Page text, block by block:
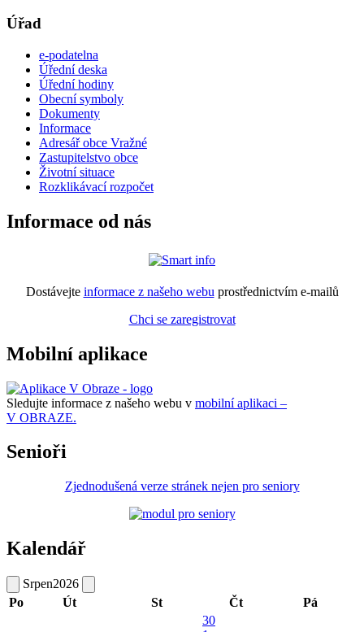
Úřad
e-podatelna
Úřední deska
Úřední hodiny
Obecní symboly
Dokumenty
Informace
Adresář obce Vražné
Zastupitelstvo obce
Životní situace
Rozklikávací rozpočet
Informace od nás
Dostávejte informace z našeho webu prostřednictvím e-mailů
Chci se zaregistrovat
Mobilní aplikace
Sledujte informace z našeho webu v mobilní aplikaci –
V OBRAZE.
Senioři
Zjednodušená verze stránek nejen pro seniory
Kalendář
Srpen2026
Po
Út St Čt
Pá
30